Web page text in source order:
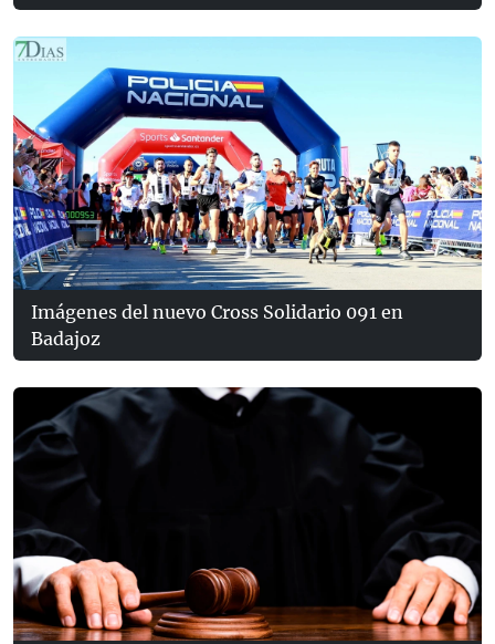
Imágenes del nuevo Cross Solidario 091 en
Badajoz